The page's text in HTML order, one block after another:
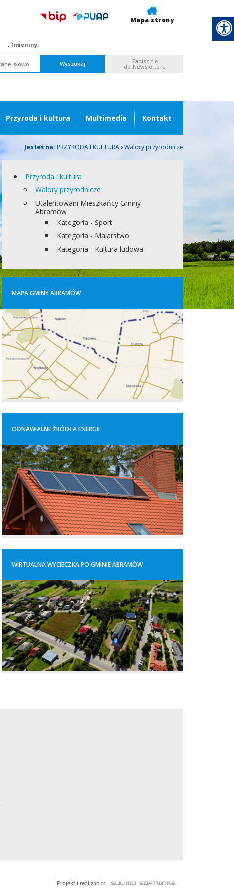
Mapa strony
, Imieniny:
Wyszukaj Zapisz się
do Newslettera
Przyroda i kultura Multimedia Kontakt
Jesteś na: PRZYRODA I KULTURA›Walory przyrodnicze
Przyroda i kultura
Walory przyrodnicze
Utalentowani Mieszkańcy Gminy
Abramów
Kategoria - Sport
Kategoria - Malarstwo
Kategoria - Kultura ludowa
MAPA GMINY ABRAMÓW
ODNAWIALNE ŹRÓDŁA ENERGII
WIRTUALNA WYCIECZKA PO GMINIE ABRAMÓW
Projekt i realizacja: